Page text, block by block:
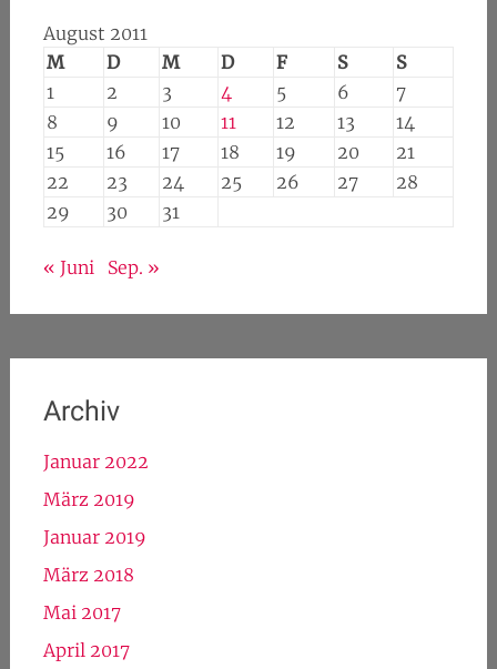
August 2011
M
D M D F S
S
1
2 3 4 5 6
7
8
9 10 11 12 13
14
15
16 17 18 19 20
21
22
23 24 25 26 27
28
29
30 31
« Juni Sep. »
Archiv
Januar 2022
März 2019
Januar 2019
März 2018
Mai 2017
April 2017